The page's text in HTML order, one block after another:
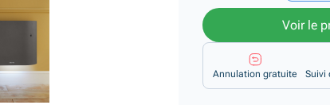
Voir le
Annulation gratuite Suivi